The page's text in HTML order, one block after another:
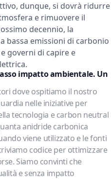
dunque, si dovrà ridurre
e rimuovere il
decennio, la
bassa emissioni di carbonio
governi di capire e
impatto ambientale. Un
dove ospitiamo il nostro
nelle iniziative per
tecnologia e carbon neutral
anidride carbonica
viene utilizzato e le fonti
codice per ottimizzare
Siamo convinti che
e senza impatto